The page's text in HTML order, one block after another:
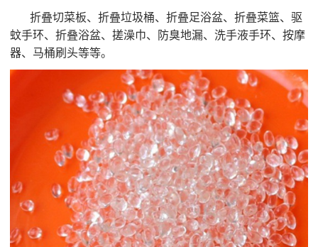
折叠切菜板、折叠垃圾桶、折叠足浴盆、折叠菜篮、驱
蚊手环、折叠浴盆、搓澡巾、防臭地漏、洗手液手环、按摩
器、马桶刷头等等。